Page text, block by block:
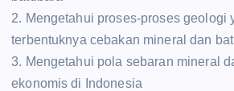
2. Mengetahui proses-proses geologi
terbentuknya cebakan mineral dan
3. Mengetahui pola sebaran mineral
ekonomis di Indonesia